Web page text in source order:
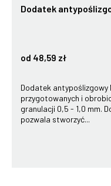
Dodatek
od 48,59 zł
Dodatek antypoślizgowy
przygotowanych i
granulacji 0,5 - 1,0 mm.
pozwala stworzyć...